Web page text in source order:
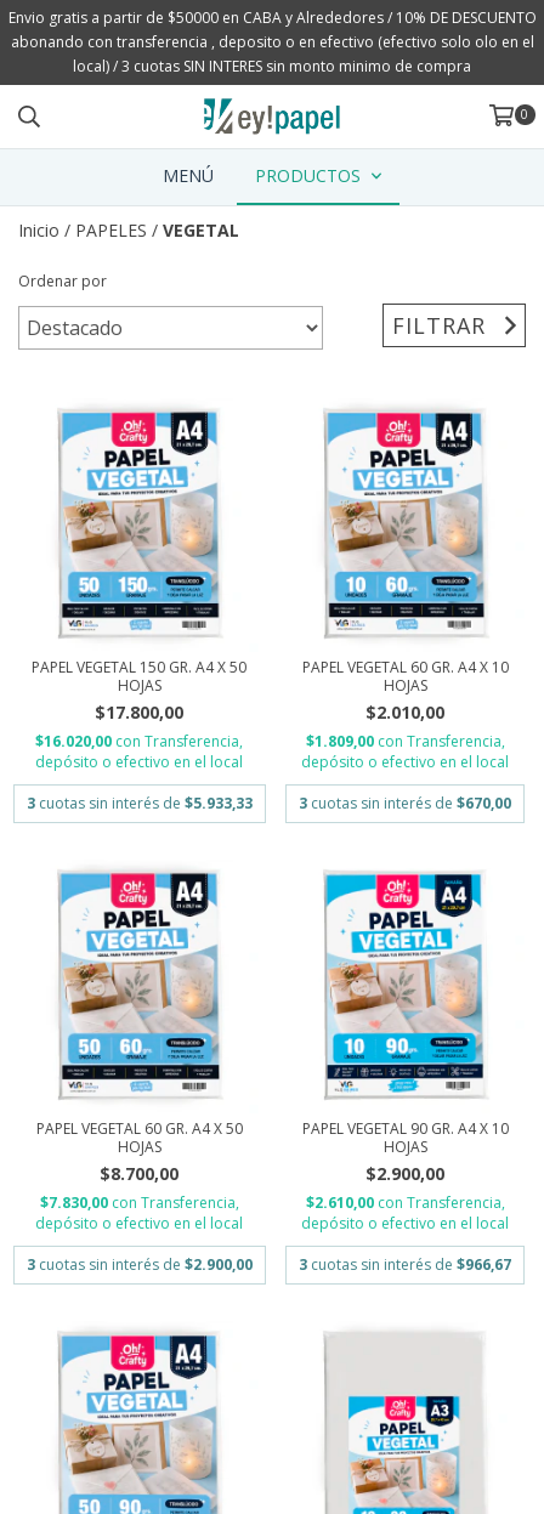
Envio gratis a partir de $50000 en CABA y Alrededores / 10% DE DESCUENTO
abonando con transferencia , deposito o en efectivo (efectivo solo olo en el
local) / 3 cuotas SIN INTERES sin monto minimo de compra
0
MENÚ PRODUCTOS
Inicio / PAPELES / VEGETAL
Ordenar por
FILTRAR
PAPEL VEGETAL 150 GR. A4 X 50
HOJAS
$17.800,00
$16.020,00 con Transferencia,
depósito o efectivo en el local
3 cuotas sin interés de $5.933,33
PAPEL VEGETAL 60 GR. A4 X 10
HOJAS
$2.010,00
$1.809,00 con Transferencia,
depósito o efectivo en el local
3 cuotas sin interés de $670,00
PAPEL VEGETAL 60 GR. A4 X 50
HOJAS
$8.700,00
$7.830,00 con Transferencia,
depósito o efectivo en el local
3 cuotas sin interés de $2.900,00
PAPEL VEGETAL 90 GR. A4 X 10
HOJAS
$2.900,00
$2.610,00 con Transferencia,
depósito o efectivo en el local
3 cuotas sin interés de $966,67